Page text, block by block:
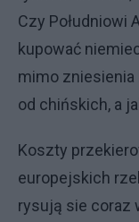
Czy Południowi
kupować
mimo zniesienia
od chińskich, a
Koszty
europejskich
rysują sie coraz